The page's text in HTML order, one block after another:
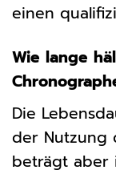
einen
Wie lange
Die
der Nutzung
beträgt aber